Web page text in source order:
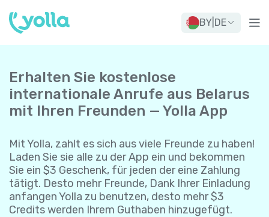
BY DE
Erhalten Sie kostenlose
internationale Anrufe aus Belarus
mit Ihren Freunden — Yolla App
Mit Yolla, zahlt es sich aus viele Freunde zu haben!
Laden Sie sie alle zu der App ein und bekommen
Sie ein $3 Geschenk, für jeden der eine Zahlung
tätigt. Desto mehr Freunde, Dank Ihrer Einladung
anfangen Yolla zu benutzen, desto mehr $3
Credits werden Ihrem Guthaben hinzugefügt.